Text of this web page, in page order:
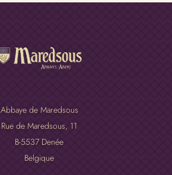
Abbaye de Maredsous
Rue de Maredsous, 11
B-5537 Denée
Belgique